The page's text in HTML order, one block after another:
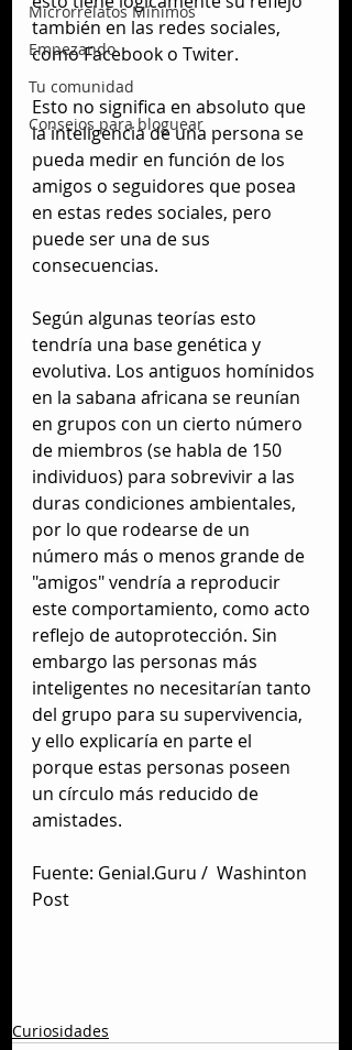
Microrrelatos Mínimos
Empezando
Tu comunidad
Consejos para bloguear
también en las redes sociales,
como Facebook o Twiter.
Esto no significa en absoluto que
la inteligencia de una persona se
pueda medir en función de los
amigos o seguidores que posea
en estas redes sociales, pero
puede ser una de sus
consecuencias.
Según algunas teorías esto
tendría una base genética y
evolutiva. Los antiguos homínidos
en la sabana africana se reunían
en grupos con un cierto número
de miembros (se habla de 150
individuos) para sobrevivir a las
duras condiciones ambientales,
por lo que rodearse de un
número más o menos grande de
"amigos" vendría a reproducir
este comportamiento, como acto
reflejo de autoprotección. Sin
embargo las personas más
inteligentes no necesitarían tanto
del grupo para su supervivencia,
y ello explicaría en parte el
porque estas personas poseen
un círculo más reducido de
amistades.
Fuente: Genial.Guru /  Washinton
Post
Curiosidades